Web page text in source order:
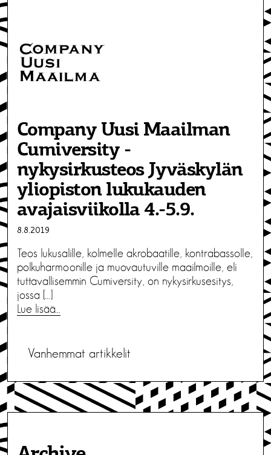
Company Uusi Maailman
Cumiversity -
nykysirkusteos Jyväskylän
yliopiston lukukauden
avajaisviikolla 4.-5.9.
8.8.2019
Teos lukusalille, kolmelle akrobaatille, kontrabassolle,
polkuharmoonille ja muovautuville maailmoille, eli
tuttavallisemmin Cumiversity, on nykysirkusesitys,
jossa […]
Lue lisää…
A
r
t
Vanhemmat artikkelit